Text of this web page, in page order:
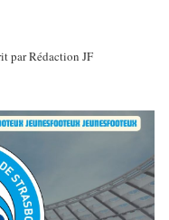
par Rédaction JF